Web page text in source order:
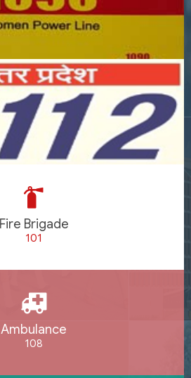
Fire Brigade
101
Ambulance
108